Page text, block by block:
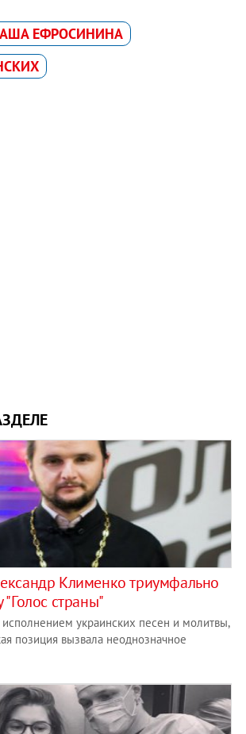
ЕФРОСИНИНА
Клименко триумфально
страны"
украинских песен и молитвы,
позиция вызвала неоднозначное